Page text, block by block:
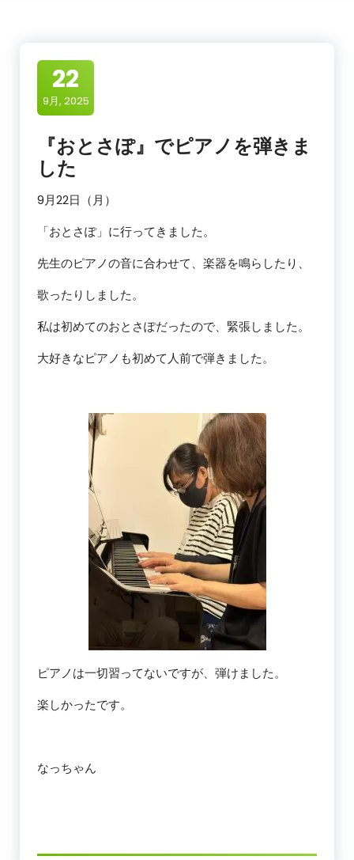
22
9月, 2025
『おとさぽ』でピアノを弾きま
した
9月22日（月）
「おとさぽ」に行ってきました。
先生のピアノの音に合わせて、楽器を鳴らしたり、
歌ったりしました。
私は初めてのおとさぽだったので、緊張しました。
大好きなピアノも初めて人前で弾きました。
ピアノは一切習ってないですが、弾けました。
楽しかったです。
なっちゃん